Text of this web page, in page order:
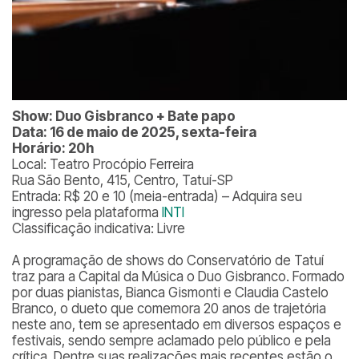
Show: Duo Gisbranco + Bate papo
Data: 16 de maio de 2025, sexta-feira
Horário: 20h
Local: Teatro Procópio Ferreira
Rua São Bento, 415, Centro, Tatuí-SP
Entrada: R$ 20 e 10 (meia-entrada) – Adquira seu
ingresso pela plataforma INTI
Classificação indicativa: Livre
A programação de shows do Conservatório de Tatuí
traz para a Capital da Música o Duo Gisbranco. Formado
por duas pianistas, Bianca Gismonti e Claudia Castelo
Branco, o dueto que comemora 20 anos de trajetória
neste ano, tem se apresentado em diversos espaços e
festivais, sendo sempre aclamado pelo público e pela